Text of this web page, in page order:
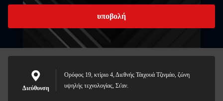
υποβολή
Διεύθυνση
Ορόφος 19, κτίριο 4, Διεθνής Τάιχουά Τζινμάο, ζώνη
υψηλής τεχνολογίας, Σι'αν.